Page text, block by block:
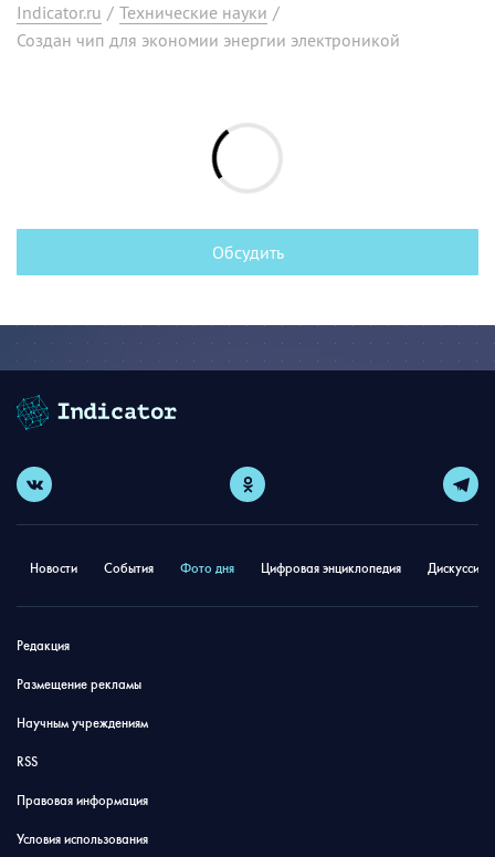
Indicator.ru / Технические науки /
Создан чип для экономии энергии электроникой
Обсудить
Новости События Фото дня Цифровая энциклопедия
Редакция
Размещение рекламы
Научным учреждениям
RSS
Правовая информация
Условия использования